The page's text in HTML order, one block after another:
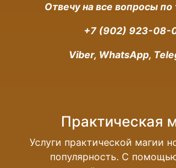
Отвечу на все вопросы
+7 (902) 923-08-
Viber, WhatsApp,
Практическая
Услуги практической магии
популярность. С